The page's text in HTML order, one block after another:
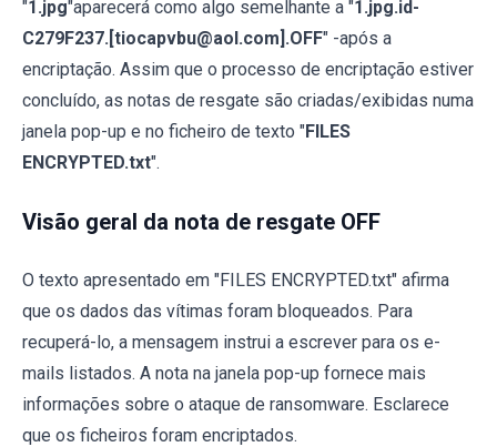
"1.jpg"aparecerá como algo semelhante a "1.jpg.id-
C279F237.[tiocapvbu@aol.com].OFF" -após a
encriptação. Assim que o processo de encriptação estiver
concluído, as notas de resgate são criadas/exibidas numa
janela pop-up e no ficheiro de texto "FILES
ENCRYPTED.txt".
Visão geral da nota de resgate OFF
O texto apresentado em "FILES ENCRYPTED.txt" afirma
que os dados das vítimas foram bloqueados. Para
recuperá-lo, a mensagem instrui a escrever para os e-
mails listados. A nota na janela pop-up fornece mais
informações sobre o ataque de ransomware. Esclarece
que os ficheiros foram encriptados.